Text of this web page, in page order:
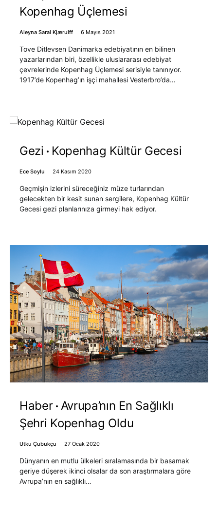
Kopenhag Üçlemesi
Aleyna Saral Kjærulff 6 Mayıs 2021
Tove Ditlevsen Danimarka edebiyatının en bilinen
yazarlarından biri, özellikle uluslararası edebiyat
çevrelerinde Kopenhag Üçlemesi serisiyle tanınıyor.
1917’de Kopenhag’ın işçi mahallesi Vesterbro’da…
Gezi Kopenhag Kültür Gecesi
Ece Soylu 24 Kasım 2020
Geçmişin izlerini süreceğiniz müze turlarından
gelecekten bir kesit sunan sergilere, Kopenhag Kültür
Gecesi gezi planlarınıza girmeyi hak ediyor.
Haber Avrupa’nın En Sağlıklı
Şehri Kopenhag Oldu
Utku Çubukçu 27 Ocak 2020
Dünyanın en mutlu ülkeleri sıralamasında bir basamak
geriye düşerek ikinci olsalar da son araştırmalara göre
Avrupa’nın en sağlıklı…